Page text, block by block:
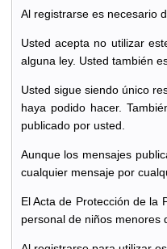
Al registrarse es necesario
Usted acepta no utilizar
alguna ley. Usted también
Usted sigue siendo único
haya podido hacer.
publicado por usted.
Aunque los mensajes
cualquier mensaje por
El Acta de Protección de la
personal de niños menores